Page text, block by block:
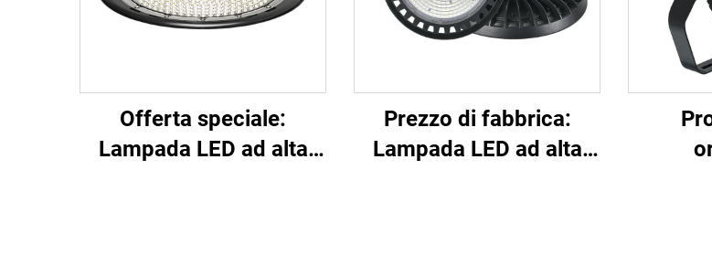
Offerta speciale:
Lampada LED ad alta
Prezzo di fabbrica:
Lampada LED ad alta